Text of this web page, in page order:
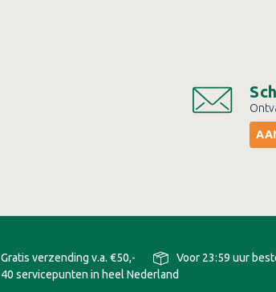
Gratis verzending v.a. €50,- Voor 23:59 uur
40 servicepunten in heel Nederland